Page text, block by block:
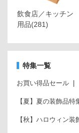
飲食店／キッチン
用品(281)
特集一覧
お買い得品セール
【夏】夏の装飾品特
【秋】ハロウィン装